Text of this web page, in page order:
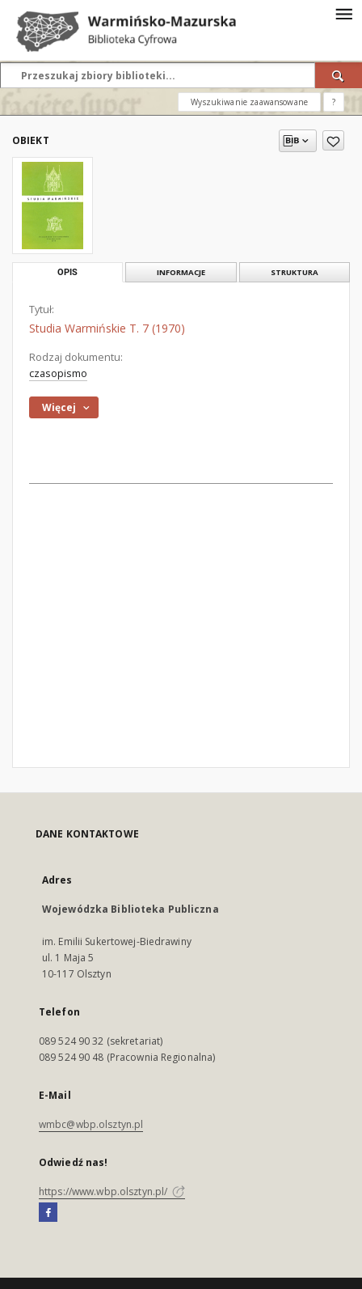
Wyszukiwanie zaawansowane ?
OBIEKT
OPIS INFORMACJE STRUKTURA
Tytuł:
Studia Warmińskie T. 7 (1970)
Rodzaj dokumentu:
czasopismo
Więcej
DANE KONTAKTOWE
Adres
Wojewódzka Biblioteka Publiczna
im. Emilii Sukertowej-Biedrawiny
ul. 1 Maja 5
10-117 Olsztyn
Telefon
089 524 90 32 (sekretariat)
089 524 90 48 (Pracownia Regionalna)
E-Mail
wmbc@wbp.olsztyn.pl
Odwiedź nas!
https://www.wbp.olsztyn.pl/